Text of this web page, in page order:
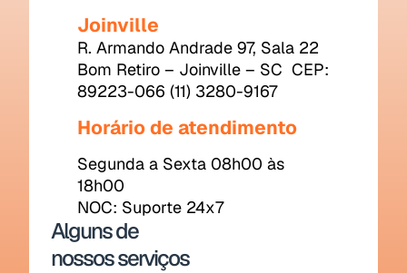
Joinville
R. Armando Andrade 97, Sala 22
Bom Retiro – Joinville – SC  CEP:
89223-066 (11) 3280-9167
Horário de atendimento
Segunda a Sexta 08h00 às
18h00
NOC: Suporte 24x7
Alguns de
nossos serviços